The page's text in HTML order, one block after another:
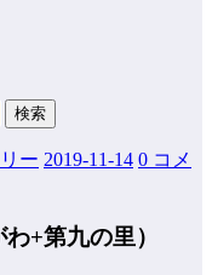
ー 2019-11-14 0 コメ
+第九の里）